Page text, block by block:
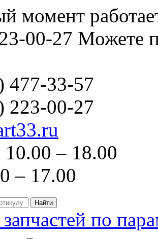
момент
00-27 Можете
477-33-57
223-00-27
– 18.00
– 17.00
Найти
по